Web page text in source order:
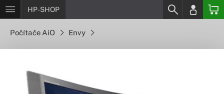
HP-SHOP
Počítače AiO Envy